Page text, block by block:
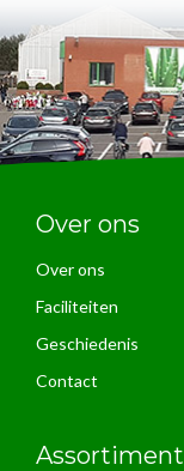
Over ons
Over ons
Faciliteiten
Geschiedenis
Contact
Assortiment